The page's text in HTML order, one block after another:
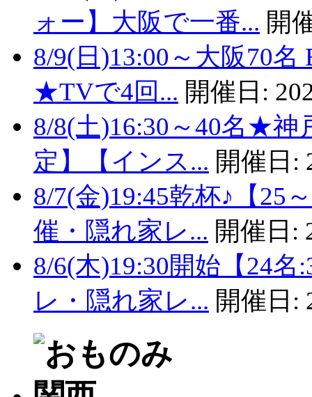
ォー】大阪で一番... 開
8/9(日)13:00～大阪70
★TVで4回... 開催日:
8/8(土)16:30～40名★神
定】【インス... 開催日:
8/7(金)19:45乾杯♪【25
催・隠れ家レ... 開催日:
8/6(木)19:30開始【24
レ・隠れ家レ... 開催日: